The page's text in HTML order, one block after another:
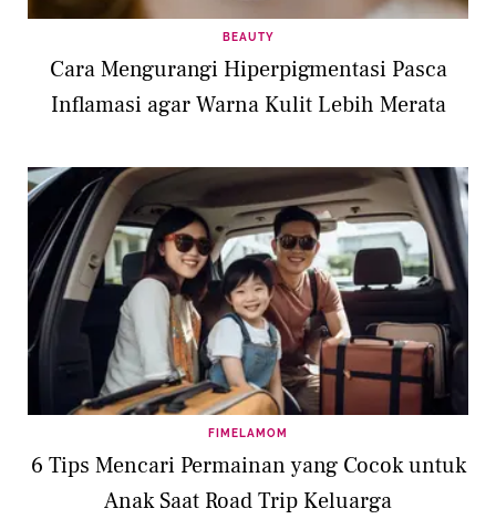
BEAUTY
Cara Mengurangi Hiperpigmentasi Pasca
Inflamasi agar Warna Kulit Lebih Merata
FIMELAMOM
6 Tips Mencari Permainan yang Cocok untuk
Anak Saat Road Trip Keluarga